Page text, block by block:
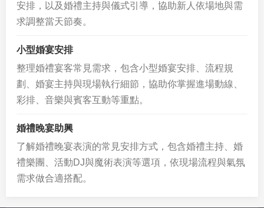
安排，以及婚禮主持與儀式引導，協助新人依場地與需
求調整當天節奏。
小型婚宴安排
整理婚禮宴客常見需求，包含小型婚宴安排、流程規
劃、婚宴主持與現場執行細節，協助你掌握進場動線、
彩排、音樂與賓客互動等重點。
婚禮晚宴助興
了解婚禮晚宴表演的常見安排方式，包含婚禮主持、婚
禮樂團、活動DJ與魔術表演等選項，依現場流程與氣氛
需求做合適搭配。